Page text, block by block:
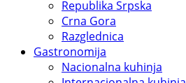
Republika Srpska
Crna Gora
Razglednica
Gastronomija
Nacionalna kuhinja